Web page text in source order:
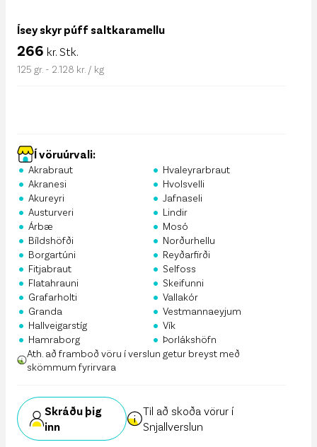
Ísey skyr púff saltkaramellu
266 kr. Stk.
125 gr. - 2.128 kr. / kg
Í vöruúrvali:
• Akrabraut
• Akranesi
• Akureyri
• Austurveri
• Árbæ
• Bíldshöfði
• Borgartúni
• Fitjabraut
• Flatahrauni
• Grafarholti
• Granda
• Hallveigarstíg
• Hamraborg
• Hvaleyrarbraut
• Hvolsvelli
• Jafnaseli
• Lindir
• Mosó
• Norðurhellu
• Reyðarfirði
• Selfoss
• Skeifunni
• Vallakór
• Vestmannaeyjum
• Vík
• Þorlákshöfn
Ath. að framboð vöru í verslun getur breyst með
skömmum fyrirvara
Skráðu þig
inn
Til að skoða vörur í
Snjallverslun